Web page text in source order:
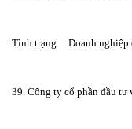
Tình trạng     Doanh
39. Công ty cổ phần đầu